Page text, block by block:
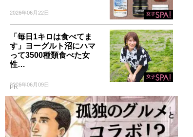
2026年06月22日
「毎日1キロは食べてま
す」ヨーグルト沼にハマ
って3500種類食べた女
性…
2026年06月09日
PR